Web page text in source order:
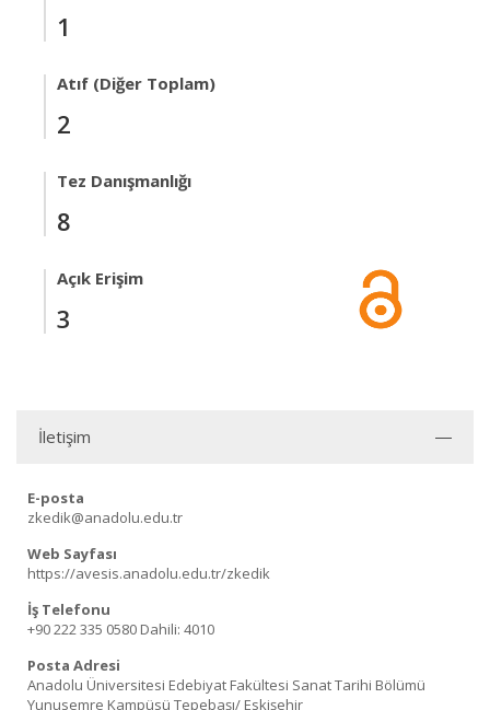
1
Atıf (Diğer Toplam)
2
Tez Danışmanlığı
8
Açık Erişim
3
İletişim
E-posta
zkedik@anadolu.edu.tr
Web Sayfası
https://avesis.anadolu.edu.tr/zkedik
İş Telefonu
+90 222 335 0580 Dahili: 4010
Posta Adresi
Anadolu Üniversitesi Edebiyat Fakültesi Sanat Tarihi Bölümü
Yunusemre Kampüsü Tepebaşı/ Eskişehir